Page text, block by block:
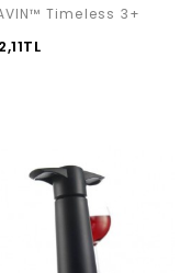
Timeless 3+